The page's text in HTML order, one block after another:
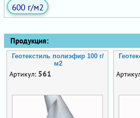
600 г/м2
Продукция:
Геотекстиль полиэфир 100 г/
м2
Артикул: 561